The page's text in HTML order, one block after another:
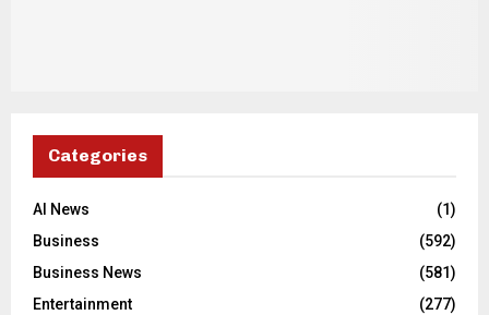
Categories
AI News
(1)
Business
(592)
Business News
(581)
Entertainment
(277)